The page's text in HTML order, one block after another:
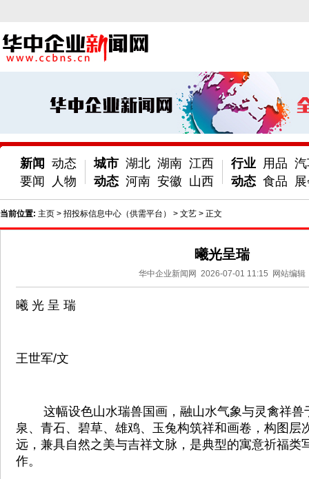
新闻
要闻
动态
人物
城市
动态
湖北 湖南 江西
河南 安徽 山西
行业
动态
用品
食品
当前位置: 主页 > 招投标信息中心（供需平台） > 文艺 > 正文
曦光呈瑞
华中企业新闻网 2026-07-01 11:15 网站编辑
曦 光 呈 瑞
王世军/文
这幅设色山水瑞兽国画，融山水气象与灵禽祥兽
泉、青石、碧草、雄鸡、玉兔构筑祥和画卷，构图层
远，兼具自然之美与吉祥文脉，是典型的寓意祈福类
作。